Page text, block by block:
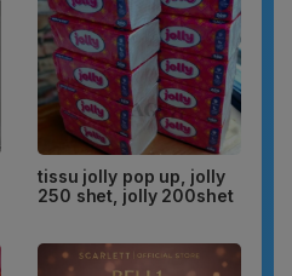
tissu jolly pop up, jolly
250 shet, jolly 200shet